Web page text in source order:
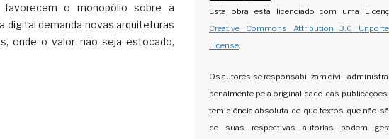
o monopólio sobre a
digital demanda novas arquiteturas
onde o valor não seja estocado,
Esta obra está licenciado com uma
Creative Commons Attribution 3.0
License.
Os autores se responsabilizam civil, administra
penalmente pela originalidade das publicações
tem ciência absoluta de que textos que não
de suas respectivas autorias podem